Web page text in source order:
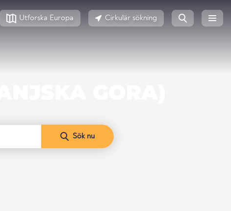
Utforska Europa Cirkulär sökning
Sök nu